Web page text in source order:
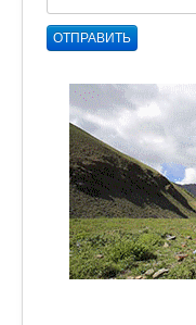
ОТПРАВИТЬ